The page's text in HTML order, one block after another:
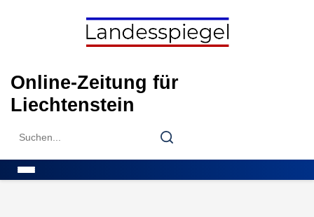
Online-Zeitung für
Liechtenstein
Search
Search